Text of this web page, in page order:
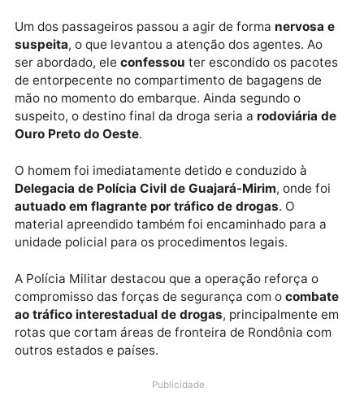
Ao revistarem o compartimento de bagagens, os
policiais localizaramdois tabletes de pasta base de
cocaínaeonze tabletes de maconha, somando
aproximadamente13 quilos de droga.
suspeita, o que levantou a atenção dos agentes. Ao
ser abordado, eleconfessouter escondido os
de entorpecente no compartimento de bagagens de
mão no momento do embarque. Ainda segundo o
suspeito, o destino final da droga seria arodoviária
O homem foi imediatamente detido e conduzido à
Delegacia de Polícia Civil de Guajará-Mirim , onde
autuado em flagrante por tráfico de drogas
unidade policial para os procedimentos legais.